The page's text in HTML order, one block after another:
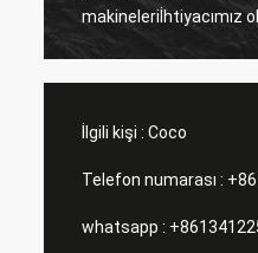
var,
satıcının
zamanında
İlgili kişi : Coco
Telefon numarası :
whatsapp :